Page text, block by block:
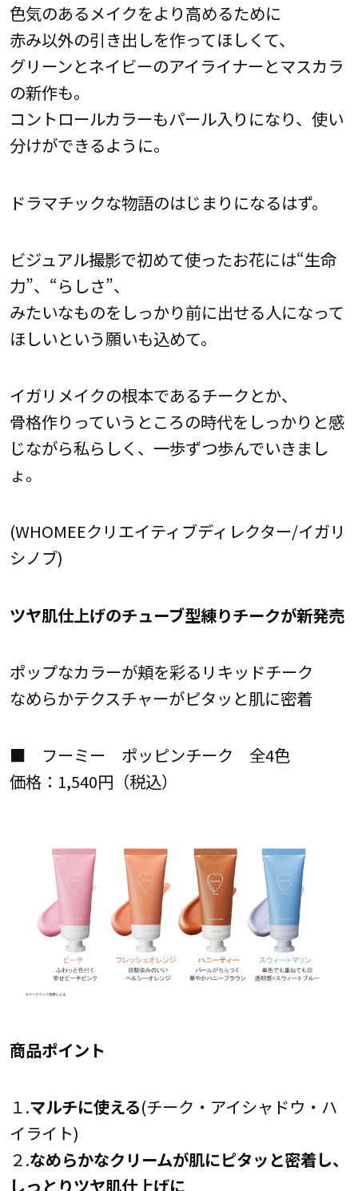
色気のあるメイクをより高めるために
赤み以外の引き出しを作ってほしくて、
グリーンとネイビーのアイライナーとマスカラ
の新作も。
コントロールカラーもパール入りになり、使い
分けができるように。
ドラマチックな物語のはじまりになるはず。
ビジュアル撮影で初めて使ったお花には“生命
力”、“らしさ”、
みたいなものをしっかり前に出せる人になって
ほしいという願いも込めて。
イガリメイクの根本であるチークとか、
骨格作りっていうところの時代をしっかりと感
じながら私らしく、一歩ずつ歩んでいきまし
ょ。
(WHOMEEクリエイティブディレクター/イガリ
シノブ)
ツヤ肌仕上げのチューブ型練りチークが新発売
ポップなカラーが頬を彩るリキッドチーク
なめらかテクスチャーがピタッと肌に密着
■ フーミー ポッピンチーク 全4色
価格：1,540円（税込）
商品ポイント
１.マルチに使える(チーク・アイシャドウ・ハ
イライト)
２.なめらかなクリームが肌にピタッと密着し、
しっとりツヤ肌仕上げに